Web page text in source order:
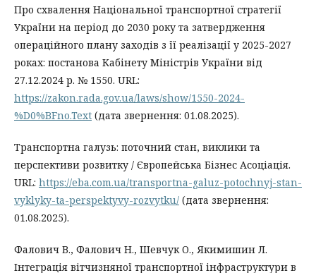
Про схвалення Національної транспортної стратегії
України на період до 2030 року та затвердження
операційного плану заходів з її реалізації у 2025-2027
роках: постанова Кабінету Міністрів України від
27.12.2024 р. № 1550. URL:
https://zakon.rada.gov.ua/laws/show/1550-2024-
%D0%BFno.Text (дата звернення: 01.08.2025).
Транспортна галузь: поточний стан, виклики та
перспективи розвитку / Європейська Бізнес Асоціація.
URL: https://eba.com.ua/transportna-galuz-potochnyj-stan-
vyklyky-ta-perspektyvy-rozvytku/ (дата звернення:
01.08.2025).
Фалович В., Фалович Н., Шевчук О., Якимишин Л.
Інтеграція вітчизняної транспортної інфраструктури в